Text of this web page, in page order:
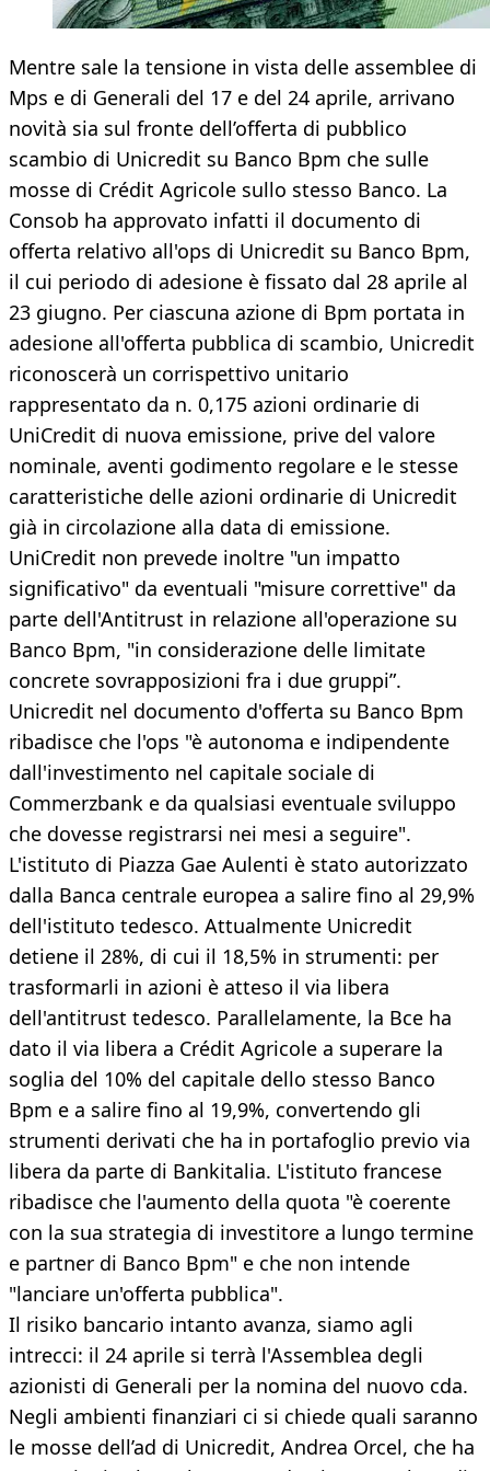
Mentre sale la tensione in vista delle assemblee di
Mps e di Generali del 17 e del 24 aprile, arrivano
novità sia sul fronte dell’offerta di pubblico
scambio di Unicredit su Banco Bpm che sulle
mosse di Crédit Agricole sullo stesso Banco. La
Consob ha approvato infatti il documento di
offerta relativo all'ops di Unicredit su Banco Bpm,
il cui periodo di adesione è fissato dal 28 aprile al
23 giugno. Per ciascuna azione di Bpm portata in
adesione all'offerta pubblica di scambio, Unicredit
riconoscerà un corrispettivo unitario
rappresentato da n. 0,175 azioni ordinarie di
UniCredit di nuova emissione, prive del valore
nominale, aventi godimento regolare e le stesse
caratteristiche delle azioni ordinarie di Unicredit
già in circolazione alla data di emissione.
UniCredit non prevede inoltre "un impatto
significativo" da eventuali "misure correttive" da
parte dell'Antitrust in relazione all'operazione su
Banco Bpm, "in considerazione delle limitate
concrete sovrapposizioni fra i due gruppi”.
Unicredit nel documento d'offerta su Banco Bpm
ribadisce che l'ops "è autonoma e indipendente
dall'investimento nel capitale sociale di
Commerzbank e da qualsiasi eventuale sviluppo
che dovesse registrarsi nei mesi a seguire".
L'istituto di Piazza Gae Aulenti è stato autorizzato
dalla Banca centrale europea a salire fino al 29,9%
dell'istituto tedesco. Attualmente Unicredit
detiene il 28%, di cui il 18,5% in strumenti: per
trasformarli in azioni è atteso il via libera
dell'antitrust tedesco. Parallelamente, la Bce ha
dato il via libera a Crédit Agricole a superare la
soglia del 10% del capitale dello stesso Banco
Bpm e a salire fino al 19,9%, convertendo gli
strumenti derivati che ha in portafoglio previo via
libera da parte di Bankitalia. L'istituto francese
ribadisce che l'aumento della quota "è coerente
con la sua strategia di investitore a lungo termine
e partner di Banco Bpm" e che non intende
"lanciare un'offerta pubblica".
Il risiko bancario intanto avanza, siamo agli
intrecci: il 24 aprile si terrà l'Assemblea degli
azionisti di Generali per la nomina del nuovo cda.
Negli ambienti finanziari ci si chiede quali saranno
le mosse dell’ad di Unicredit, Andrea Orcel, che ha